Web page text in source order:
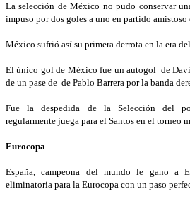
La selección de México no pudo conservar
impuso por dos goles a uno en partido amistoso
México sufrió así su primera derrota en la era
El único gol de México fue un autogol de
de un pase de de Pablo Barrera por la banda
Fue la despedida de la Selección del
regularmente juega para el Santos en el torneo
Eurocopa
España, campeona del mundo le gano a
eliminatoria para la Eurocopa con un paso